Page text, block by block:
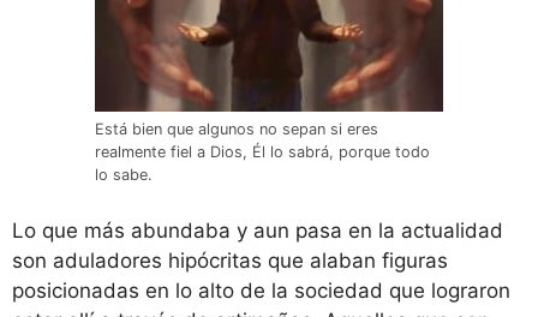
Está bien que algunos no sepan si eres
realmente fiel a Dios, Él lo sabrá, porque todo
lo sabe.
Lo que más abundaba y aun pasa en la actualidad
son aduladores hipócritas que alaban figuras
posicionadas en lo alto de la sociedad que lograron